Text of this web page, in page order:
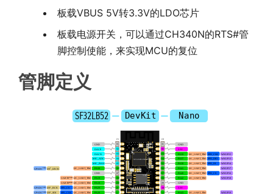
板载VBUS 5V转3.3V的LDO芯片
板载电源开关，可以通过CH340N的RTS#管
脚控制使能，来实现MCU的复位
管脚定义